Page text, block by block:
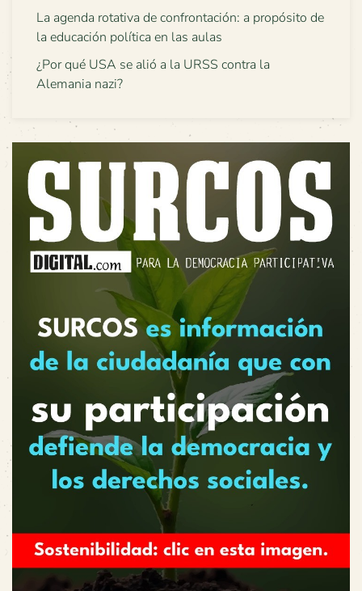
La agenda rotativa de confrontación: a propósito de
la educación política en las aulas
¿Por qué USA se alió a la URSS contra la
Alemania nazi?